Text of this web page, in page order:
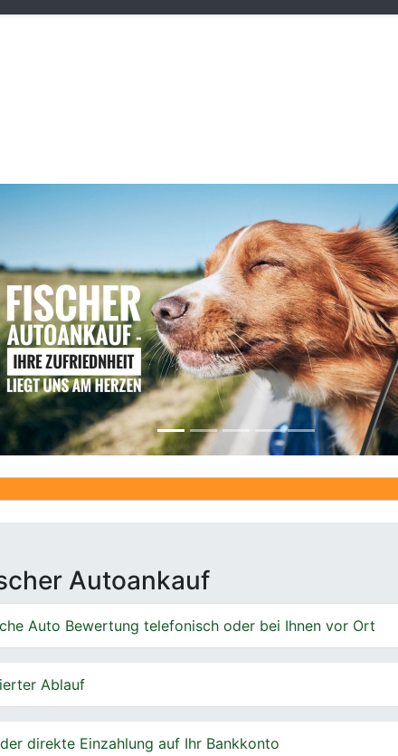
Autoankauf
Auto Bewertung telefonisch oder bei Ihnen vor Ort
Ablauf
direkte Einzahlung auf Ihr Bankkonto